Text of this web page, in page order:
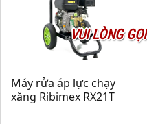
VUI LÒNG GỌI
Máy rửa áp lực chạy
xăng Ribimex RX21T